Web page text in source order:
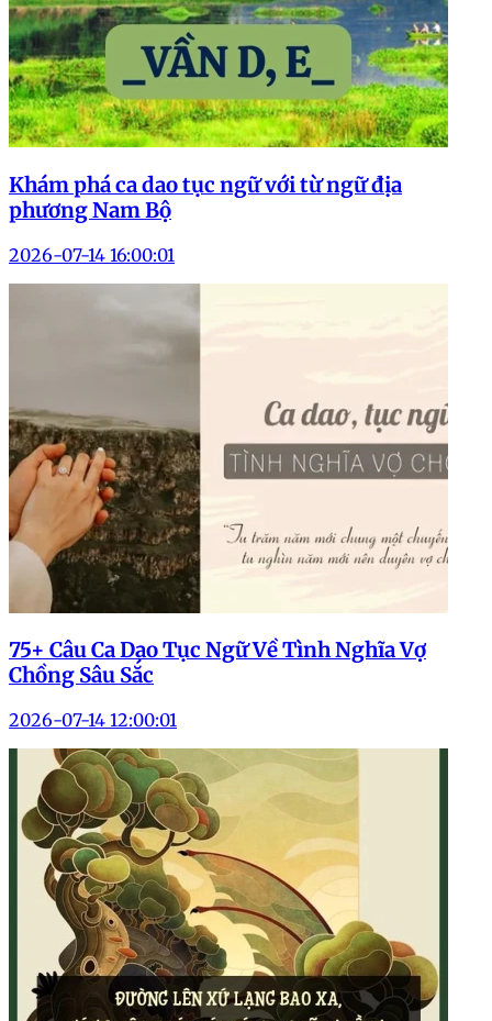
Khám phá ca dao tục ngữ với từ ngữ địa
phương Nam Bộ
2026-07-14 16:00:01
75+ Câu Ca Dao Tục Ngữ Về Tình Nghĩa Vợ
Chồng Sâu Sắc
2026-07-14 12:00:01